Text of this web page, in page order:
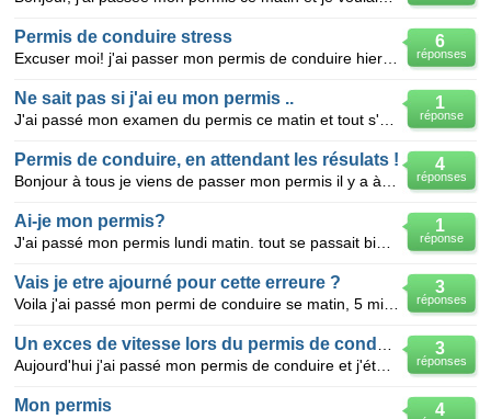
6
réponses
Permis de conduire stress
1
réponse
Ne sait pas si j'ai eu mon permis ..
4
réponses
Permis de conduire, en attendant les résulats !
1
réponse
Ai-je mon permis?
3
réponses
Vais je etre ajourné pour cette erreure ?
3
réponses
4
Mon permis